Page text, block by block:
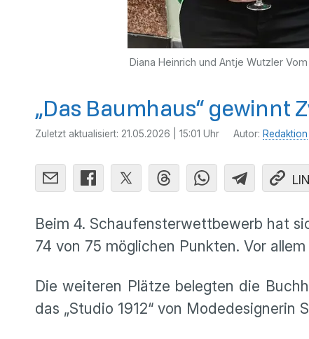
Diana Heinrich und Antje Wutzler
„Das Baumhaus“
Zuletzt aktualisiert: 21.05.2026 | 15:01 Uhr Autor: Redaktion
Beim 4. Schaufensterwettbewerb hat
74 von 75 möglichen Punkten. Vor
Die weiteren Plätze belegten die
das „Studio 1912“ von Modedesignerin